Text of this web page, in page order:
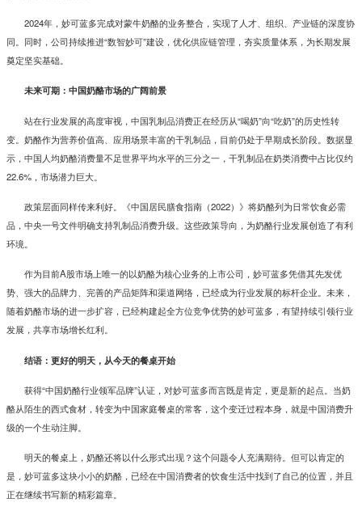
2024年，妙可蓝多完成对蒙牛奶酪的业务整合，实现了人才、组织、产业链的深度协
同。同时，公司持续推进“数智妙可”建设，优化供应链管理，夯实质量体系，为长期发展
奠定坚实基础。
未来可期：中国奶酪市场的广阔前景
站在行业发展的高度审视，中国乳制品消费正在经历从“喝奶”向“吃奶”的历史性转
变。奶酪作为营养价值高、应用场景丰富的干乳制品，目前仍处于早期成长阶段。数据显
示，中国人均奶酪消费量不足世界平均水平的三分之一，干乳制品在奶类消费中占比仅约
22.6%，市场潜力巨大。
政策层面同样传来利好。《中国居民膳食指南（2022）》将奶酪列为日常饮食必需
品，中央一号文件明确支持乳制品消费升级。这些政策导向，为奶酪行业发展创造了有利
环境。
作为目前A股市场上唯一的以奶酪为核心业务的上市公司，妙可蓝多凭借其先发优
势、强大的品牌力、完善的产品矩阵和渠道网络，已经成为行业发展的标杆企业。未来，
随着奶酪市场的进一步扩容，已经构建起全方位竞争优势的妙可蓝多，有望持续引领行业
发展，共享市场增长红利。
结语：更好的明天，从今天的餐桌开始
获得“中国奶酪行业领军品牌”认证，对妙可蓝多而言既是肯定，更是新的起点。当奶
酪从陌生的西式食材，转变为中国家庭餐桌的常客，这个变迁过程本身，就是中国消费升
级的一个生动注脚。
明天的餐桌上，奶酪还将以什么形式出现？这个问题令人充满期待。但可以肯定的
是，妙可蓝多这块小小的奶酪，已经在中国消费者的饮食生活中找到了自己的位置，并且
正在继续书写新的精彩篇章。